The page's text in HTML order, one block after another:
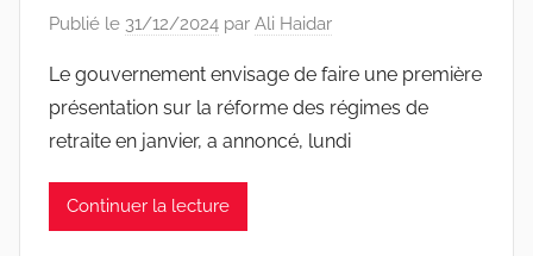
Publié le 31/12/2024 par Ali Haidar
Le gouvernement envisage de faire une première
présentation sur la réforme des régimes de
retraite en janvier, a annoncé, lundi
Continuer la lecture